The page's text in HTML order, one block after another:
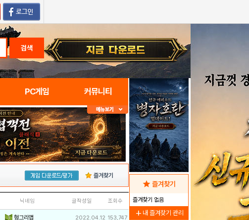
검색
PC게임 커뮤니티
즐겨찾기
닉네임 글작성일 조회수
헝그리앱 2022.04.12 153,747
star 즐겨찾기
즐겨찾기 없음
add 내 즐겨찾기 관리